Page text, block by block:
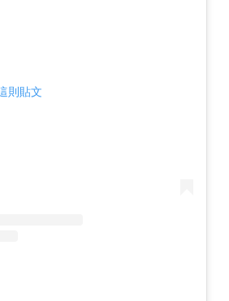
則貼文